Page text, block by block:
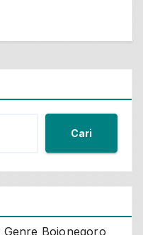
Cari
Genre Bojonegoro